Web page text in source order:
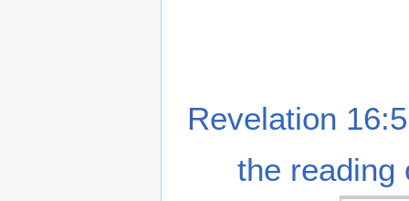
Revelation
the reading